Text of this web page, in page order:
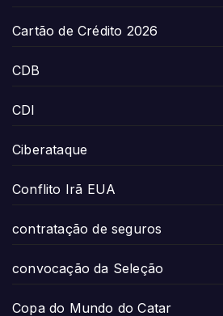
Cartão de Crédito 2026
CDB
CDI
Ciberataque
Conflito Irã EUA
contratação de seguros
convocação da Seleção
Copa do Mundo do Catar